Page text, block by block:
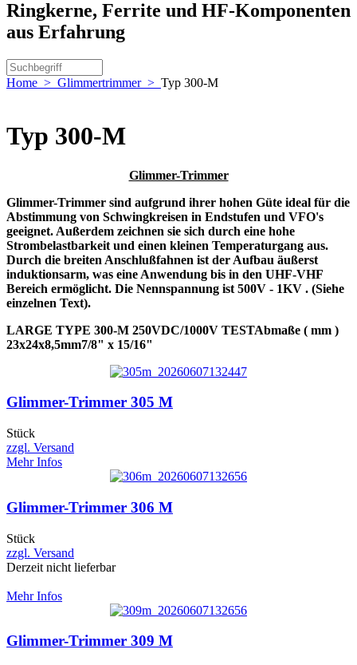
Ringkerne, Ferrite und HF-Komponenten
aus Erfahrung
Home > Glimmertrimmer> Typ 300-M
Typ 300-M
Glimmer-Trimmer
Glimmer-Trimmer sind aufgrund ihrer hohen Güte ideal für die
Abstimmung von Schwingkreisen in Endstufen und VFO's
geeignet. Außerdem zeichnen sie sich durch eine hohe
Strombelastbarkeit und einen kleinen Temperaturgang aus.
Durch die breiten Anschlußfahnen ist der Aufbau äußerst
induktionsarm, was eine Anwendung bis in den UHF-VHF
Bereich ermöglicht. Die Nennspannung ist 500V - 1KV . (Siehe
einzelnen Text).
LARGE TYPE 300-M 250VDC/1000V TESTAbmaße ( mm )
23x24x8,5mm7/8" x 15/16"
Glimmer-Trimmer 305 M
Stück
zzgl. Versand
Mehr Infos
Glimmer-Trimmer 306 M
Stück
zzgl. Versand
Derzeit nicht lieferbar
Mehr Infos
Glimmer-Trimmer 309 M